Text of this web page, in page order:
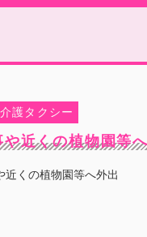
介護タクシー
近くの植物園等